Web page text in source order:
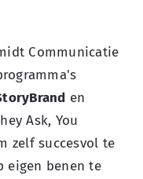
Communicatie
en
Ask, You
zelf succesvol te
eigen benen te